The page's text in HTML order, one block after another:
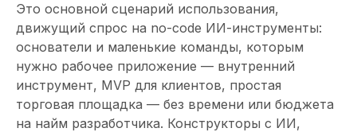
Это основной сценарий использования,
движущий спрос на no-code ИИ-инструменты:
основатели и маленькие команды, которым
нужно рабочее приложение — внутренний
инструмент, MVP для клиентов, простая
торговая площадка — без времени или бюджета
на найм разработчика. Конструкторы с ИИ,